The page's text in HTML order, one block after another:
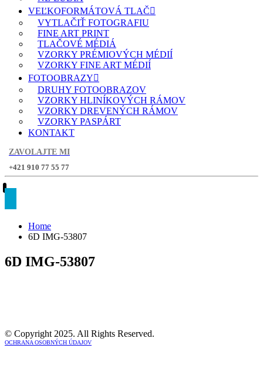
VEĽKOFORMÁTOVÁ TLAČ
VYTLAČIŤ FOTOGRAFIU
FINE ART PRINT
TLAČOVÉ MÉDIÁ
VZORKY PRÉMIOVÝCH MÉDIÍ
VZORKY FINE ART MÉDIÍ
FOTOOBRAZY
DRUHY FOTOOBRAZOV
VZORKY HLINÍKOVÝCH RÁMOV
VZORKY DREVENÝCH RÁMOV
VZORKY PASPÁRT
KONTAKT
ZAVOLAJTE MI
+421 910 77 55 77
Home
6D IMG-53807
6D IMG-53807
© Copyright 2025. All Rights Reserved.
OCHRANA OSOBNÝCH ÚDAJOV